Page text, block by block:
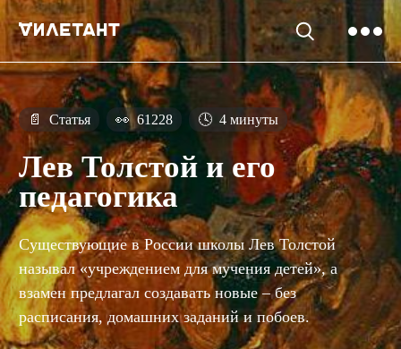
📄 Статья 👀 61228 🕓 4 минуты
Лев Толстой и его
педагогика
Существующие в России школы Лев Толстой
называл «учреждением для мучения детей», а
взамен предлагал создавать новые – без
расписания, домашних заданий и побоев.